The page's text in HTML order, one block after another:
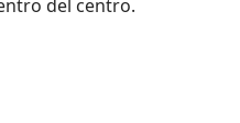
del centro.